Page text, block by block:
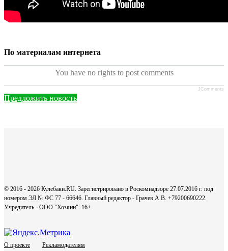
По материалам интернета
You have no rights to post comments
JComments
Предложить новость
© 2016 - 2026 Кулебаки.RU. Зарегистрировано в Роскомнадзоре 27.07.2016 г. под
номером ЭЛ № ФС 77 - 66646. Главный редактор - Грачев А.В. +79200690222.
Учредитель - ООО "Хозяин". 16+
О проекте Рекламодателям